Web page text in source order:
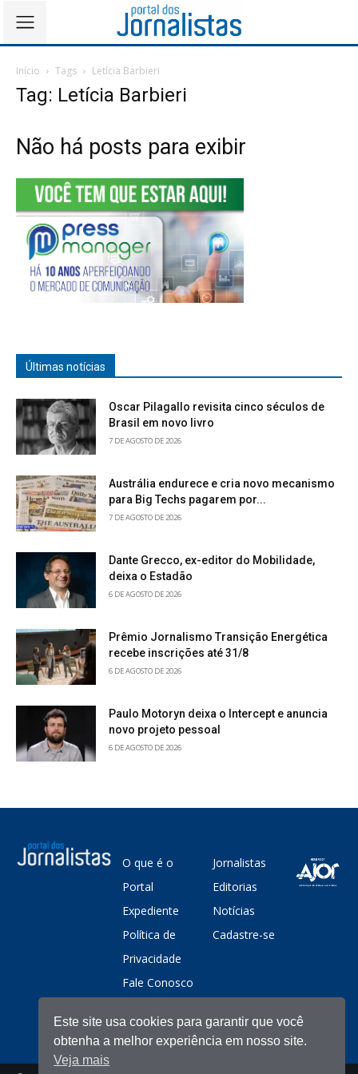
Início Tags Letícia Barbieri
Tag: Letícia Barbieri
Não há posts para exibir
Últimas notícias
Oscar Pilagallo revisita cinco séculos de
Brasil em novo livro
7 DE AGOSTO DE 2026
Austrália endurece e cria novo mecanismo
para Big Techs pagarem por...
7 DE AGOSTO DE 2026
Dante Grecco, ex-editor do Mobilidade,
deixa o Estadão
6 DE AGOSTO DE 2026
Prêmio Jornalismo Transição Energética
recebe inscrições até 31/8
6 DE AGOSTO DE 2026
Paulo Motoryn deixa o Intercept e anuncia
novo projeto pessoal
6 DE AGOSTO DE 2026
O que é o
Portal
Expediente
Política de
Privacidade
Fale Conosco
Jornalistas
Editorias
Notícias
Cadastre-se
Este site usa cookies para garantir que você
obtenha a melhor experiência em nosso site.
Veja mais